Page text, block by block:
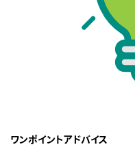
ワンポイントアドバイス